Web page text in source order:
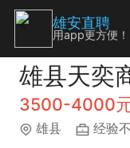
雄县天奕
3500-4000
雄县 经验
雄安直聘
用app更方便！